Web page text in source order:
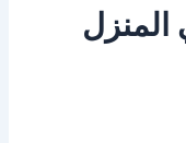
المنزل